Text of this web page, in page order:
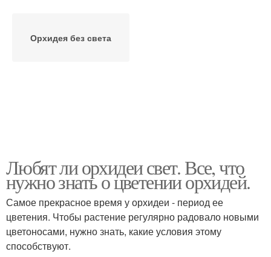
Орхидея без света
Любят ли орхидеи свет. Все, что
нужно знать о цветении орхидей.
Самое прекрасное время у орхидеи - период ее
цветения. Чтобы растение регулярно радовало новыми
цветоносами, нужно знать, какие условия этому
способствуют.